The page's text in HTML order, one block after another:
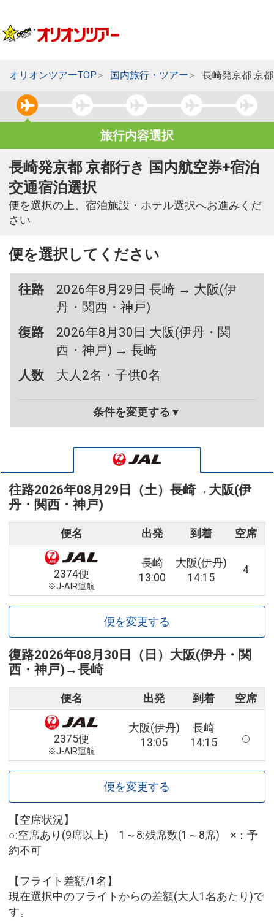
オリオンツアーTOP 国内旅行・ツアー 長崎発京都 京
旅行内容選択
長崎発京都 京都行き 国内航空券+宿泊
交通宿泊選択
便を選択の上、宿泊施設・ホテル選択へお進みくだ
さい
便を選択してください
往路
2026年8月29日 長崎 → 大阪(伊
丹・関西・神戸)
復路
2026年8月30日 大阪(伊丹・関
西・神戸) → 長崎
人数
大人2名・子供0名
条件を変更する▼
往路2026年08月29日（土） 長崎→ 大阪(伊
丹・関西・神戸)
便名 出発 到着 空席
2374便
※J-AIR運航
長崎
13:00
大阪(伊丹)
14:15
4
便を変更する
復路2026年08月30日（日） 大阪(伊丹・関
西・神戸) →長崎
便名 出発 到着 空席
2375便
※J-AIR運航
大阪(伊丹)
13:05
長崎
14:15
便を変更する
【空席状況】
○:空席あり(9席以上) 1～8:残席数(1～8席) ×：予
約不可
【フライト差額/1名】
現在選択中のフライトからの差額(大人1名あたり)で
す。